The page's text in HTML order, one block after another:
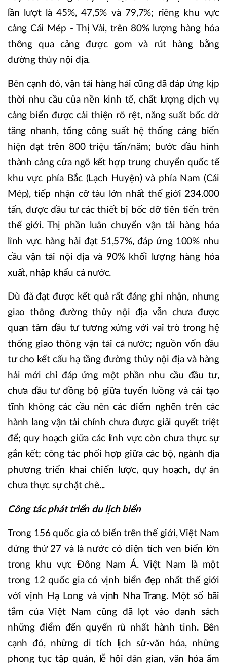
lần lượt là 45%, 47,5% và 79,7%; riêng khu vực
cảng Cái Mép - Thị Vải, trên 80% lượng hàng hóa
thông qua cảng được gom và rút hàng bằng
đường thủy nội địa.
Bên cạnh đó, vận tải hàng hải cũng đã đáp ứng kịp
thời nhu cầu của nền kinh tế, chất lượng dịch vụ
cảng biển được cải thiện rõ rệt, năng suất bốc dỡ
tăng nhanh, tổng công suất hệ thống cảng biển
hiện đạt trên 800 triệu tấn/năm; bước đầu hình
thành cảng cửa ngõ kết hợp trung chuyển quốc tế
khu vực phía Bắc (Lạch Huyện) và phía Nam (Cái
Mép), tiếp nhận cỡ tàu lớn nhất thế giới 234.000
tấn, được đầu tư các thiết bị bốc dỡ tiên tiến trên
thế giới. Thị phần luân chuyển vận tải hàng hóa
lĩnh vực hàng hải đạt 51,57%, đáp ứng 100% nhu
cầu vận tải nội địa và 90% khối lượng hàng hóa
xuất, nhập khẩu cả nước.
Dù đã đạt được kết quả rất đáng ghi nhận, nhưng
giao thông đường thủy nội địa vẫn chưa được
quan tâm đầu tư tương xứng với vai trò trong hệ
thống giao thông vận tải cả nước; nguồn vốn đầu
tư cho kết cấu hạ tầng đường thủy nội địa và hàng
hải mới chỉ đáp ứng một phần nhu cầu đầu tư,
chưa đầu tư đồng bộ giữa tuyến luồng và cải tạo
tĩnh không các cầu nên các điểm nghẽn trên các
hành lang vận tải chính chưa được giải quyết triệt
để; quy hoạch giữa các lĩnh vực còn chưa thực sự
gắn kết; công tác phối hợp giữa các bộ, ngành địa
phương triển khai chiến lược, quy hoạch, dự án
chưa thực sự chặt chẽ...
Công tác phát triển du lịch biển
Trong 156 quốc gia có biển trên thế giới, Việt Nam
đứng thứ 27 và là nước có diện tích ven biển lớn
trong khu vực Đông Nam Á. Việt Nam là một
trong 12 quốc gia có vịnh biển đẹp nhất thế giới
với vịnh Hạ Long và vịnh Nha Trang. Một số bãi
tắm của Việt Nam cũng đã lọt vào danh sách
những điểm đến quyến rũ nhất hành tinh. Bên
cạnh đó, những di tích lịch sử-văn hóa, những
phong tục tập quán, lễ hội dân gian, văn hóa ẩm